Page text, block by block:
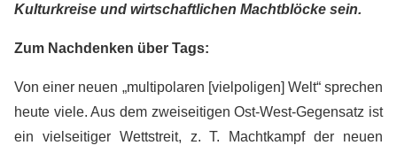
Kulturkreise und wirtschaftlichen Machtblöcke sein.
Zum Nachdenken über Tags:
Von einer neuen „multipolaren [vielpoligen] Welt“ sprechen
heute viele. Aus dem zweiseitigen Ost-West-Gegensatz ist
ein vielseitiger Wettstreit, z. T. Machtkampf der neuen